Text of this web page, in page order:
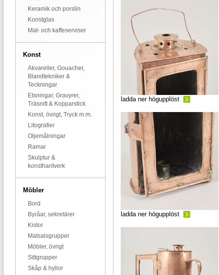
Keramik och porslin
Konstglas
Mat- och kaffeserviser
Konst
Akvareller, Gouacher,
Blandtekniker &
Teckningar
Etsningar, Gravyrer,
Träsnitt & Kopparstick
Konst, övrigt, Tryck m.m.
Litografier
Oljemålningar
Ramar
Skulptur &
konsthantverk
Möbler
Bord
Byråar, sekretärer
Kistor
Matsalsgrupper
Möbler, övrigt
Sittgrupper
Skåp & hyllor
ladda ner högupplöst
ladda ner högupplöst